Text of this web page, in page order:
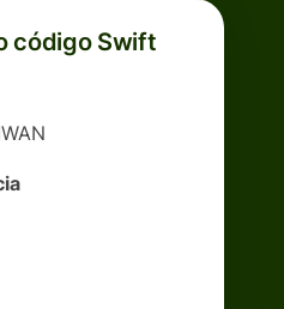
código Swift